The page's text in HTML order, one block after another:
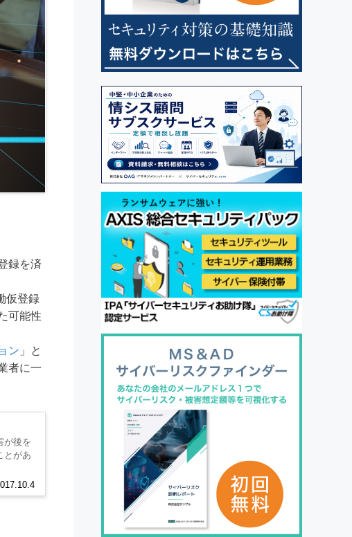
録を済
仮登録
可能性
ン 」と
者に一
が後を
とがあ